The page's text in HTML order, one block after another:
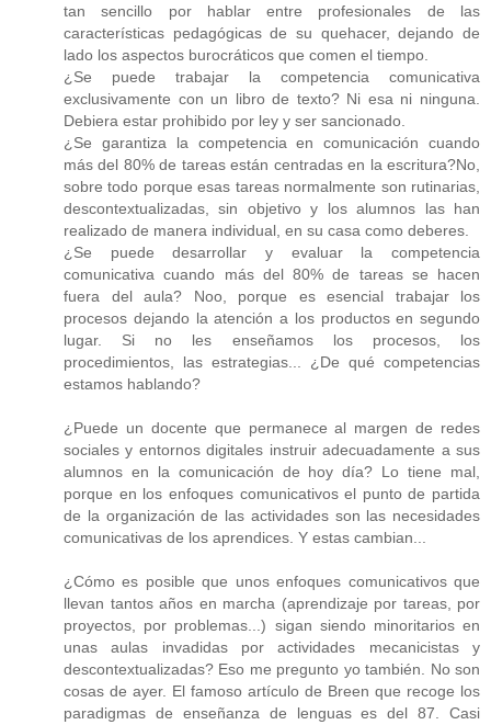
tan sencillo por hablar entre profesionales de las
características pedagógicas de su quehacer, dejando de
lado los aspectos burocráticos que comen el tiempo.
¿Se puede trabajar la competencia comunicativa
exclusivamente con un libro de texto? Ni esa ni ninguna.
Debiera estar prohibido por ley y ser sancionado.
¿Se garantiza la competencia en comunicación cuando
más del 80% de tareas están centradas en la escritura?No,
sobre todo porque esas tareas normalmente son rutinarias,
descontextualizadas, sin objetivo y los alumnos las han
realizado de manera individual, en su casa como deberes.
¿Se puede desarrollar y evaluar la competencia
comunicativa cuando más del 80% de tareas se hacen
fuera del aula? Noo, porque es esencial trabajar los
procesos dejando la atención a los productos en segundo
lugar. Si no les enseñamos los procesos, los
procedimientos, las estrategias... ¿De qué competencias
estamos hablando?
¿Puede un docente que permanece al margen de redes
sociales y entornos digitales instruir adecuadamente a sus
alumnos en la comunicación de hoy día? Lo tiene mal,
porque en los enfoques comunicativos el punto de partida
de la organización de las actividades son las necesidades
comunicativas de los aprendices. Y estas cambian...
¿Cómo es posible que unos enfoques comunicativos que
llevan tantos años en marcha (aprendizaje por tareas, por
proyectos, por problemas...) sigan siendo minoritarios en
unas aulas invadidas por actividades mecanicistas y
descontextualizadas? Eso me pregunto yo también. No son
cosas de ayer. El famoso artículo de Breen que recoge los
paradigmas de enseñanza de lenguas es del 87. Casi